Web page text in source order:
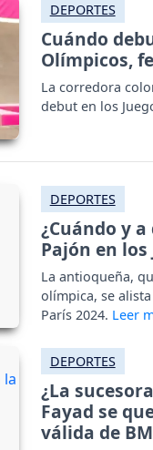
DEPORTES
Cuándo
Olímpicos,
La corredora
debut en los
DEPORTES
¿Cuándo y
Pajón en los
La antioqueña,
olímpica, se
París 2024.
DEPORTES
¿La
Fayad se
válida de